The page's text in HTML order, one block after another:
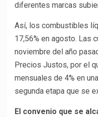
diferentes marcas
Así, los combustibles
17,56% en agosto. Las
noviembre del año
Precios Justos, por el
mensuales de 4% en
segunda etapa que se
El convenio que se